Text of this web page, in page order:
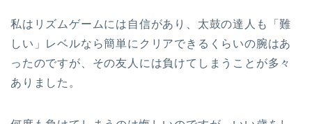
私はリズムゲームには自信があり、太鼓の達人も「難
しい」レベルなら簡単にクリアできるくらいの腕はあ
ったのですが、その友人には負けてしまうことが多々
ありました。